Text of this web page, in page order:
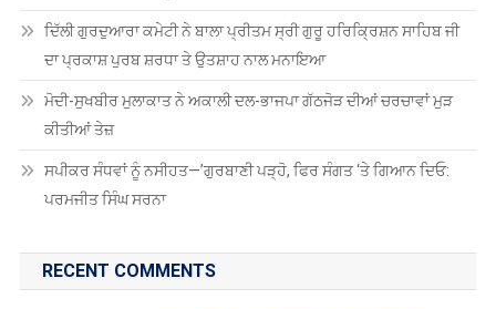
ਦਿੱਲੀ ਗੁਰਦੁਆਰਾ ਕਮੇਟੀ ਨੇ ਬਾਲਾ ਪ੍ਰੀਤਮ ਸ੍ਰੀ ਗੁਰੂ ਹਰਿਕ੍ਰਿਸ਼ਨ ਸਾਹਿਬ ਜੀ
ਦਾ ਪ੍ਰਕਾਸ਼ ਪੁਰਬ ਸ਼ਰਧਾ ਤੇ ਉਤਸ਼ਾਹ ਨਾਲ ਮਨਾਇਆ
ਮੋਦੀ-ਸੁਖਬੀਰ ਮੁਲਾਕਾਤ ਨੇ ਅਕਾਲੀ ਦਲ-ਭਾਜਪਾ ਗੱਠਜੋੜ ਦੀਆਂ ਚਰਚਾਵਾਂ ਮੁੜ
ਕੀਤੀਆਂ ਤੇਜ਼
ਸਪੀਕਰ ਸੰਧਵਾਂ ਨੂੰ ਨਸੀਹਤ—’ਗੁਰਬਾਣੀ ਪੜ੍ਹੋ, ਫਿਰ ਸੰਗਤ ‘ਤੇ ਗਿਆਨ ਦਿਓ:
ਪਰਮਜੀਤ ਸਿੰਘ ਸਰਨਾ
RECENT COMMENTS